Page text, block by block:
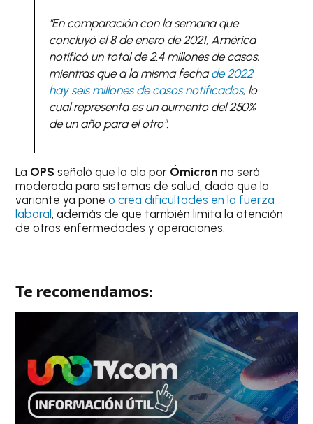
"En comparación con la semana que
concluyó el 8 de enero de 2021, América
notificó un total de 2.4 millones de casos,
mientras que a la misma fechade 2022
hay seis millones de casos notificados, lo
cual representa es un aumento del 250%
de un año para el otro".
La OPS señaló que la ola por Ómicron no será
moderada para sistemas de salud, dado que la
variante ya poneo crea dificultades en la fuerza
laboral , además de que también limita la atención
de otras enfermedades y operaciones.
Te recomendamos: